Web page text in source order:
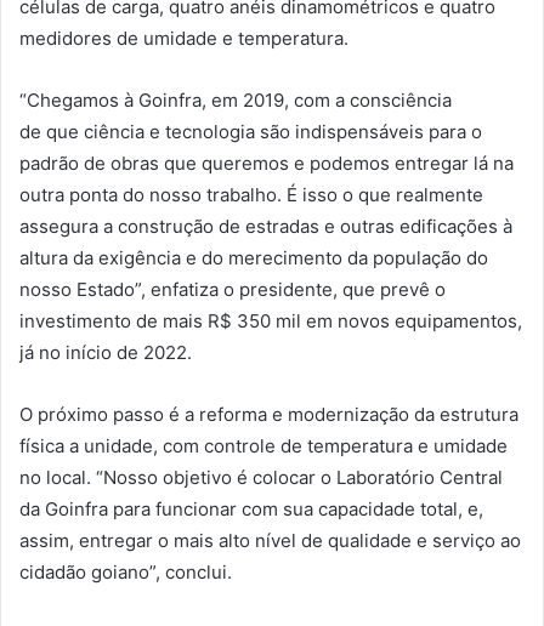
células de carga, quatro anéis dinamométricos e quatro
medidores de umidade e temperatura.
“Chegamos à Goinfra, em 2019, com a consciência
de que ciência e tecnologia são indispensáveis para o
padrão de obras que queremos e podemos entregar lá na
outra ponta do nosso trabalho. É isso o que realmente
assegura a construção de estradas e outras edificações à
altura da exigência e do merecimento da população do
nosso Estado”, enfatiza o presidente, que prevê o
investimento de mais R$ 350 mil em novos equipamentos,
já no início de 2022.
O próximo passo é a reforma e modernização da estrutura
física a unidade, com controle de temperatura e umidade
no local. “Nosso objetivo é colocar o Laboratório Central
da Goinfra para funcionar com sua capacidade total, e,
assim, entregar o mais alto nível de qualidade e serviço ao
cidadão goiano”, conclui.